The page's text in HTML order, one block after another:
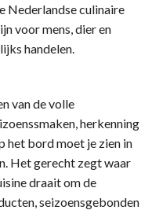
Nederlandse culinaire
voor mens, dier en
handelen.
van de volle
herkenning
het bord moet je zien in
Het gerecht zegt waar
draait om de
seizoensgebonden